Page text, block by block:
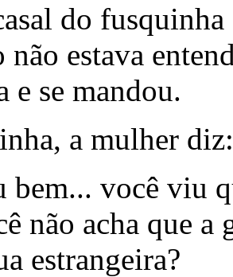
do
não estava
e se mandou.
a mulher diz:
bem... você viu
não acha que a
estrangeira?